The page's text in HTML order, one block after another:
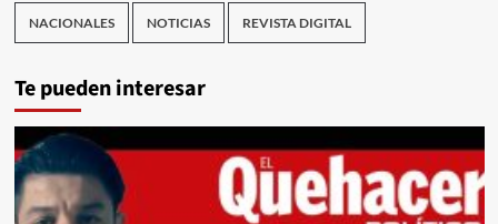
NACIONALES NOTICIAS REVISTA DIGITAL
Te pueden interesar